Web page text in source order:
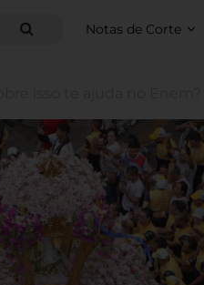
Notas de Corte